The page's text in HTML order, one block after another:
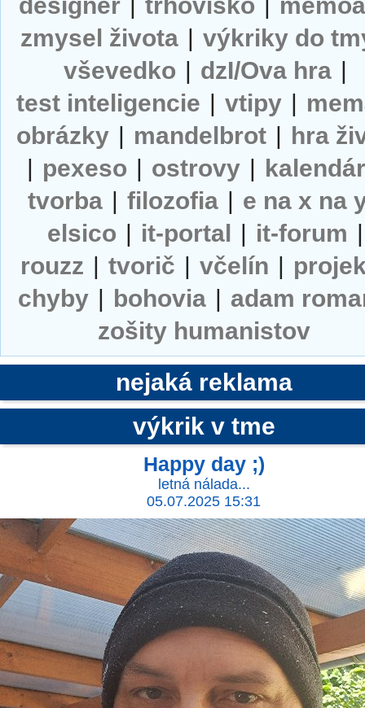
zmysel života | výkriky do
vševedko | dzI/Ova hra |
test inteligencie | vtipy |
obrázky | mandelbrot | hra
| pexeso | ostrovy | kalendár
tvorba | filozofia | e na x na
elsico | it-portal | it-forum |
rouzz | tvorič | včelín |
chyby | bohovia | adam
zošity humanistov
nejaká reklama
výkrik v tme
Happy day ;)
letná nálada...
05.07.2025 15:31